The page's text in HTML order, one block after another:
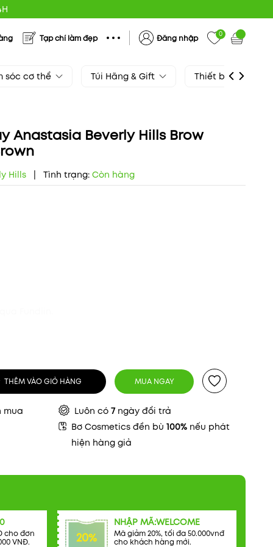
Tạp chí làm đẹp Đăng nhập 0
sóc cơ thể Túi Hãng & Gift Thiết bị làm đẹp
Anastasia Beverly Hills Brow
Hills Tình trạng: Còn hàng
THÊM VÀO GIỎ HÀNG MUA NGAY
mua Luôn có 7 ngày đổi trả
Bơ Cosmetics đền bù100% nếu phát
hiện hàng giả
cho đơn
VNĐ.
20%
NHẬP MÃ:WELCOME
Mã giảm 20%, tối đa 50.000vnđ
cho khách hàng mới.